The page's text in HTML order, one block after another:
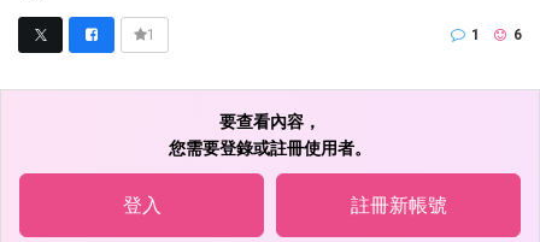
1 1 6
要查看內容，
您需要登錄或註冊使用者。
登入 註冊新帳號